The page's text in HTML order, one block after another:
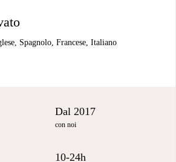
Spagnolo, Francese, Italiano
Dal 2017
con noi
10-24h